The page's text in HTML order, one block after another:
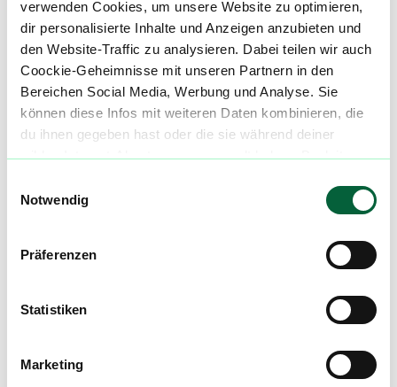
verwenden Cookies, um unsere Website zu optimieren,
dir personalisierte Inhalte und Anzeigen anzubieten und
den Website-Traffic zu analysieren. Dabei teilen wir auch
Coockie-Geheimnisse mit unseren Partnern in den
Bereichen Social Media, Werbung und Analyse. Sie
können diese Infos mit weiteren Daten kombinieren, die
du ihnen gegeben hast oder die sie während deiner
wilden Internet-Abenteuer gesammelt haben. Begleite
Notwendig
Präferenzen
Statistiken
Marketing
40235 Düsseldorf
info@grafen-cannabis.de
Telefon: 0211 6803490
Mach mit in der flowzz.com
Alle wichtigen Daten und Fakten - täglich
aktualisiert! Hilf uns mit Deinen Kommentaren
machen. Melde dich an, um dir deine
Preisreduktionen informiert zu werden und